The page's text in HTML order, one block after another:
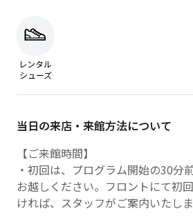
レンタル
シューズ
当日の来店・来館方法について
【ご来館時間】
・初回は、プログラム開始の30分
お越しください。フロントにて初
ければ、スタッフがご案内いたしま